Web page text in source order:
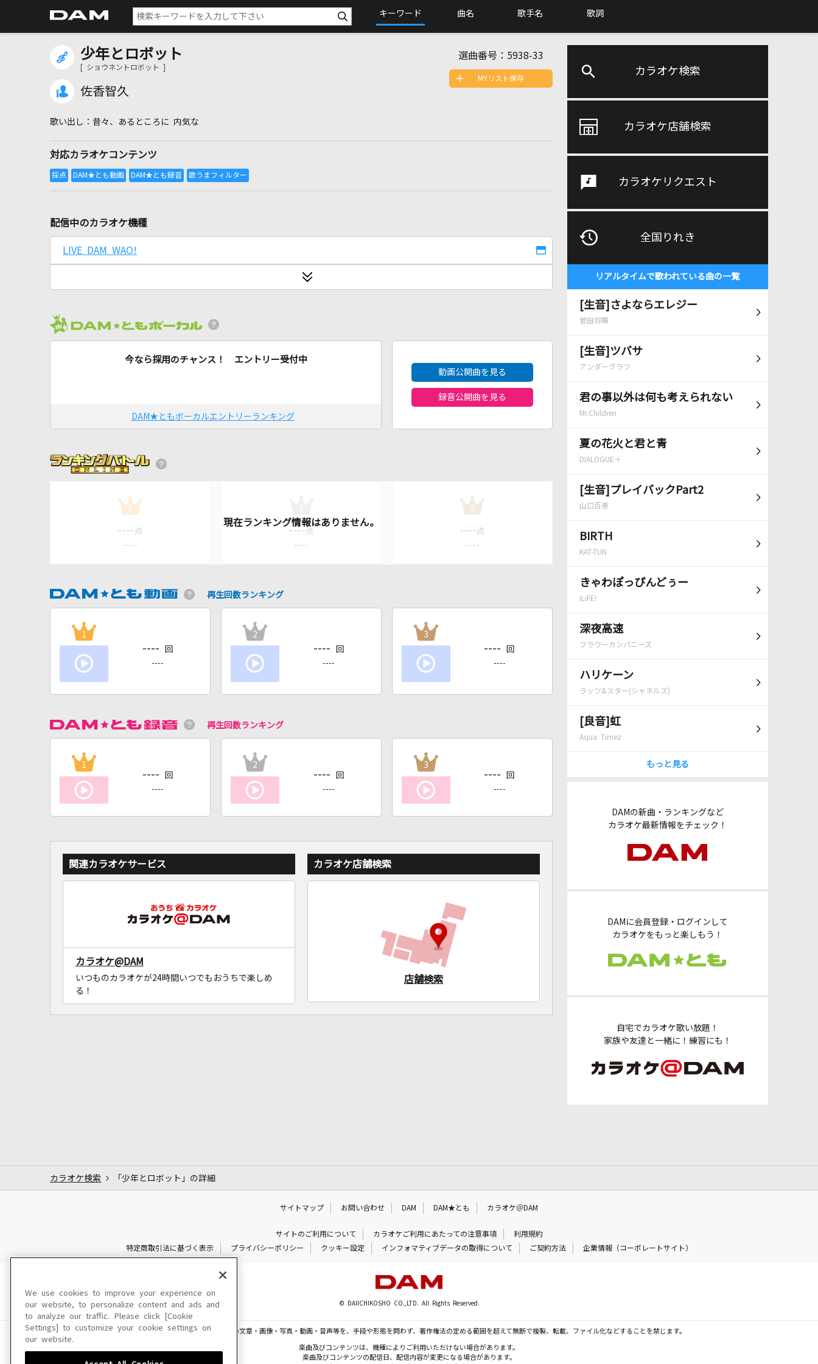
キーワード 曲名 歌手名 歌詞
カラオケ検索
カラオケ店舗検索
カラオケリクエスト
全国りれき
リアルタイムで歌われている曲の一覧
[生音]さよならエレジー
菅田将暉
[生音]ツバサ
アンダーグラフ
君の事以外は何も考えられない
Mr.Children
夏の花火と君と青
DIALOGUE＋
[生音]プレイバックPart2
山口百恵
BIRTH
KAT-TUN
きゃわぽっぴんどぅー
iLiFE!
深夜高速
フラワーカンパニーズ
ハリケーン
ラッツ&スター(シャネルズ)
[良音]虹
Aqua Timez
もっと見る
DAMの新曲・ランキングなど
カラオケ最新情報をチェック！
DAMに会員登録・ログインして
カラオケをもっと楽しもう！
自宅でカラオケ歌い放題！
家族や友達と一緒に！練習にも！
少年とロボット
[ ショウネントロボット ]
佐香智久
選曲番号： 5938-33
昔々、あるところに 内気な
対応カラオケコンテンツ
MYリスト保存
配信中のカラオケ機種
LIVE DAM WAO!
今なら採用のチャンス！ エントリー受付中
DAM★ともボーカルエントリーランキング
動画公開曲を見る
録音公開曲を見る
1
---- 点
----
---- 点
----
3
---- 点
----
再生回数ランキング
1
---- 回
----
2
---- 回
----
3
---- 回
----
再生回数ランキング
1
---- 回
----
2
---- 回
----
3
---- 回
----
関連カラオケサービス
カラオケ@DAM
いつものカラオケが24時間いつでもおうちで楽しめ
る！
カラオケ店舗検索
店舗検索
カラオケ検索 「少年とロボット」の詳細
サイトマップ お問い合わせ DAM DAM★とも カラオケ＠DAM
サイトのご利用について カラオケご利用にあたっての注意事項
利用規約
特定商取引法に基づく表示
プライバシーポリシー クッキー設定 インフォマティブデータの取得について ご契約方法 企業情報（コーポレートサイト）
© DAIICHIKOSHO CO.,LTD. All Rights Reserved.
このサイトに掲載されている一切の文章・画像・写真・動画・音声等を、手段や形態を問わず、著作権法の定める範囲を超えて無断で複製、転載、ファイル化などすることを禁じます。
楽曲及びコンテンツは、機種によりご利用いただけない場合があります。
楽曲及びコンテンツの配信日、配信内容が変更になる場合があります。
We use cookies to improve your experience on
our website, to personalize content and ads and
to analyze our traffic. Please click [Cookie
Settings] to customize your cookie settings on
our website.